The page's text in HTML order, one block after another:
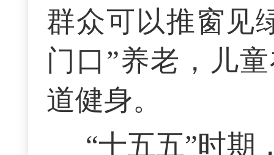
群众可以推窗见
门口”养老，儿
道健身。
“十五五”时期